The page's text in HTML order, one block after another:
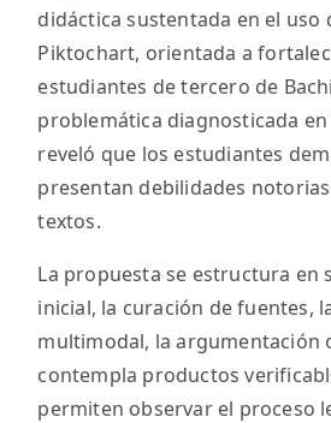
didáctica sustentada en el
Piktochart, orientada a
estudiantes de tercero de
problemática diagnosticada
reveló que los estudiantes
presentan debilidades
textos.
La propuesta se estructura en
inicial, la curación de fuentes,
multimodal, la
contempla productos
permiten observar el proceso